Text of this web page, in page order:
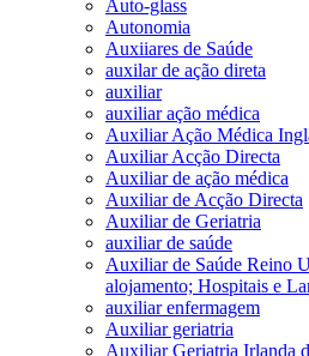
Auto-glass
Autonomia
Auxiiares de Saúde
auxilar de ação direta
auxiliar
auxiliar ação médica
Auxiliar Ação Médica
Auxiliar Acção Directa
Auxiliar de ação médica
Auxiliar de Acção Directa
Auxiliar de Geriatria
auxiliar de saúde
Auxiliar de Saúde Reino
alojamento; Hospitais e
auxiliar enfermagem
Auxiliar geriatria
Auxiliar Geriatria Irlanda